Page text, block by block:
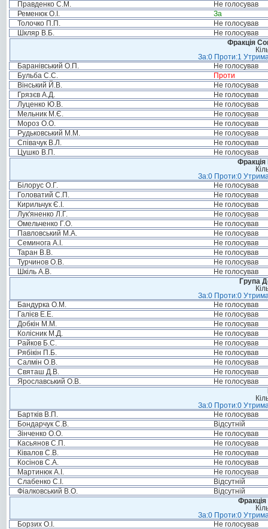
Правденко С.М.
Не голосував
Ременюк О.І.
За
Толочко П.П.
Не голосував
Шкляр В.Б.
Не голосував
Фракція
За:0 Проти:1
Баранівський О.П.
Не голосував
Бульба С.С.
Проти
Вінський Й.В.
Не голосував
Грязєв А.Д.
Не голосував
Луценко Ю.В.
Не голосував
Мельник М.Є.
Не голосував
Мороз О.О.
Не голосував
Рудьковський М.М.
Не голосував
Співачук В.Л.
Не голосував
Цушко В.П.
Не голосував
За:0 Проти:0
Білорус О.Г.
Не голосував
Головатий С.П.
Не голосував
Кирильчук Є.І.
Не голосував
Лук'яненко Л.Г.
Не голосував
Омельченко Г.О.
Не голосував
Павловський М.А.
Не голосував
Семинога А.І.
Не голосував
Таран В.В.
Не голосував
Турчинов О.В.
Не голосував
Шкіль А.В.
Не голосував
Група
За:0 Проти:0
Бандурка О.М.
Не голосував
Галієв Е.Е.
Не голосував
Добкін М.М.
Не голосував
Колісник М.Д.
Не голосував
Райков Б.С.
Не голосував
Рябікін П.Б.
Не голосував
Салмін О.В.
Не голосував
Святаш Д.В.
Не голосував
Ярославський О.В.
Не голосував
За:0 Проти:0
Бартків В.П.
Не голосував
Бондарчук С.В.
Відсутній
Зінченко О.О.
Не голосував
Касьянов С.П.
Не голосував
Ківалов С.В.
Не голосував
Косінов С.А.
Не голосував
Мартинюк А.І.
Не голосував
Слабенко С.І.
Відсутній
Фіалковський В.О.
Відсутній
Фракція
За:0 Проти:0
Борзих О.І.
Не голосував